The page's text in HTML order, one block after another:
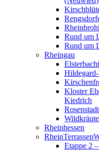
Rund um
Rund um
Rheingau
Kloster
Kiedrich
Rheinhessen
Etappe 2